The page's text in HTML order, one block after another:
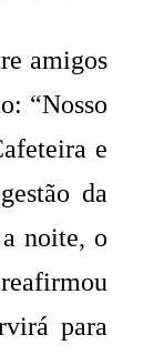
amigos
“Nosso
e
da
noite, o
para